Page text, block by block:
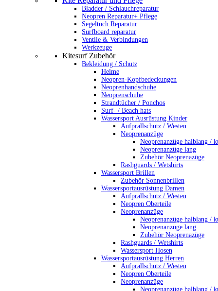
Bladder / Schlauchreparatur
Neopren Reparatur+ Pflege
Segeltuch Reparatur
Surfboard reparatur
Ventile & Verbindungen
Werkzeuge
Kitesurf Zubehör
Bekleidung / Schutz
Helme
Neopren-Kopfbedeckungen
Neoprenhandschuhe
Neoprenschuhe
Strandtücher / Ponchos
Surf- / Beach hats
Wassersport Ausrüstung Kinder
Aufprallschutz / Westen
Neoprenanzüge
Neoprenanzüge halblang /
Neoprenanzüge lang
Zubehör Neoprenazüge
Rashguards / Wetshirts
Wassersport Brillen
Zubehör Sonnenbrillen
Wassersportausrüstung Damen
Aufprallschutz / Westen
Neopren Oberteile
Neoprenanzüge
Neoprenanzüge halblang /
Neoprenanzüge lang
Zubehör Neoprenazüge
Rashguards / Wetshirts
Wassersport Hosen
Wassersportausrüstung Herren
Aufprallschutz / Westen
Neopren Oberteile
Neoprenanzüge
Neoprenanzüge halblang /